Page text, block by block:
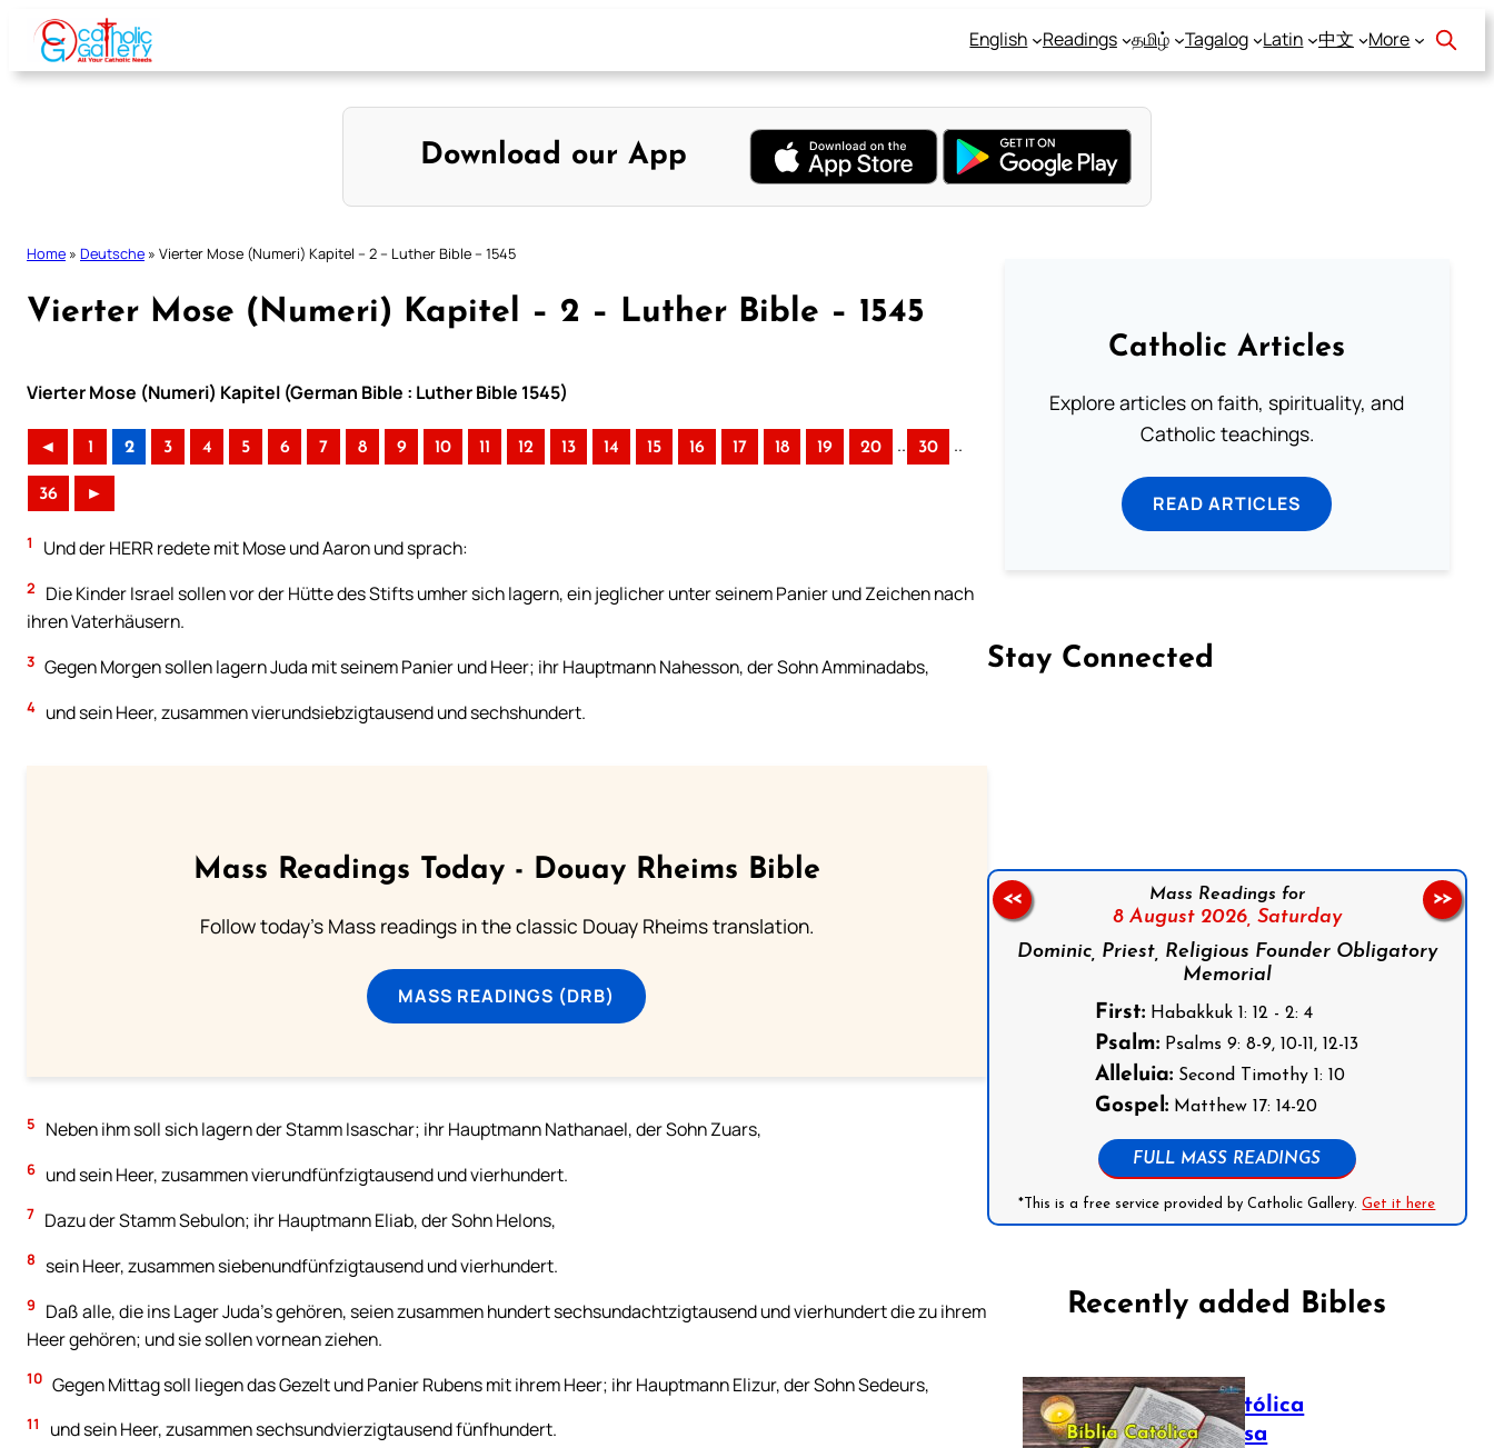
Skip
content
English Readings தமிழ் Tagalog Latin 中文 More
Download our App
Home » Deutsche » Vierter Mose (Numeri) Kapitel – 2 – Luther Bible – 1545
Vierter Mose (Numeri) Kapitel – 2 – Luther Bible – 1545
Vierter Mose (Numeri) Kapitel (German Bible : Luther Bible 1545)
◄ 1 2 3 4 5 6 7 8 9 10 11 12 13 14 15 16 17 18 19 20 .. 30 ..
36 ►
1 Und der HERR redete mit Mose und Aaron und sprach:
2
Die Kinder Israel sollen vor der Hütte des Stifts umher sich lagern, ein jeglicher unter seinem Panier und Zeichen nach
ihren Vaterhäusern.
3 Gegen Morgen sollen lagern Juda mit seinem Panier und Heer; ihr Hauptmann Nahesson, der Sohn Amminadabs,
4 und sein Heer, zusammen vierundsiebzigtausend und sechshundert.
Mass Readings Today - Douay Rheims Bible
Follow today's Mass readings in the classic Douay Rheims translation.
MASS READINGS (DRB)
5 Neben ihm soll sich lagern der Stamm Isaschar; ihr Hauptmann Nathanael, der Sohn Zuars,
6 und sein Heer, zusammen vierundfünfzigtausend und vierhundert.
7 Dazu der Stamm Sebulon; ihr Hauptmann Eliab, der Sohn Helons,
8 sein Heer, zusammen siebenundfünfzigtausend und vierhundert.
9
Daß alle, die ins Lager Juda’s gehören, seien zusammen hundert sechsundachtzigtausend und vierhundert die zu ihrem
Heer gehören; und sie sollen vornean ziehen.
10 Gegen Mittag soll liegen das Gezelt und Panier Rubens mit ihrem Heer; ihr Hauptmann Elizur, der Sohn Sedeurs,
11 und sein Heer, zusammen sechsundvierzigtausend fünfhundert.
Catholic Articles
Explore articles on faith, spirituality, and
Catholic teachings.
READ ARTICLES
Stay Connected
Mass Readings for
8 August 2026, Saturday
Dominic, Priest, Religious Founder Obligatory
Memorial
First: Habakkuk 1: 12 - 2: 4
Psalm: Psalms 9: 8-9, 10-11, 12-13
Alleluia: Second Timothy 1: 10
Gospel: Matthew 17: 14-20
FULL MASS READINGS
*This is a free service provided by Catholic Gallery.Get it here
<< >>
Recently added Bibles
Bíblia Católica
Portuguesa